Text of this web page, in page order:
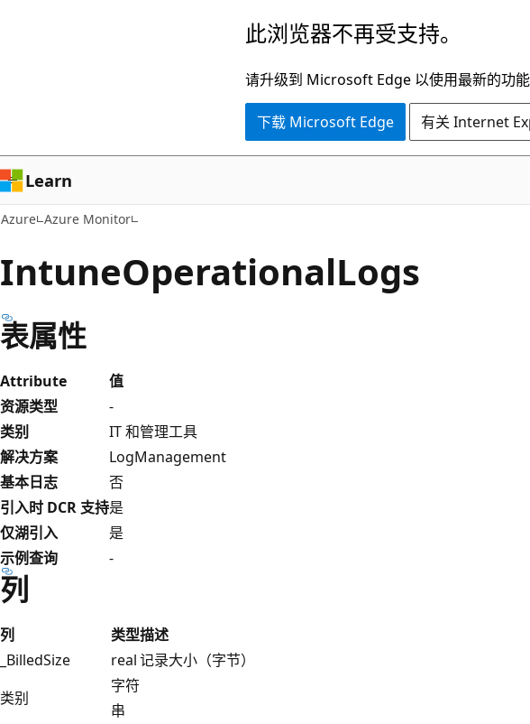
容
此浏览器不再受支持。
请升级到 Microsoft Edge 以使用最新的功能
下载 Microsoft Edge 有关 Internet
Learn
Azure Azure Monitor
IntuneOperationalLogs
表属性
Attribute
值
资源类型
-
类别
IT 和管理工具
解决方案
LogManagement
基本日志
否
引入时 DCR 支持是
仅湖引入
是
示例查询
-
列
列 类型描述
_BilledSize
real记录大小（字节）
类别
字符
串